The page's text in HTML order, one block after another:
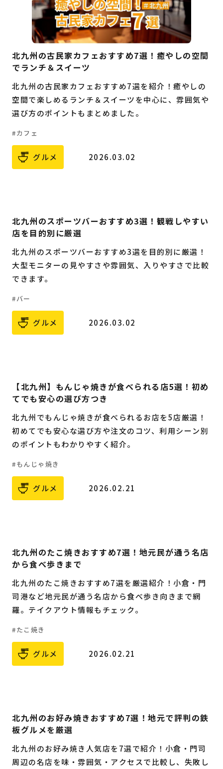
北九州の古民家カフェおすすめ7選！癒やしの空間
でランチ＆スイーツ
北九州の古民家カフェおすすめ7選を紹介！癒やしの
空間で楽しめるランチ＆スイーツを中心に、雰囲気や
選び方のポイントもまとめました。
カフェ
グルメ 2026.03.02
北九州のスポーツバーおすすめ3選！観戦しやすい
店を目的別に厳選
北九州のスポーツバーおすすめ3選を目的別に厳選！
大型モニターの見やすさや雰囲気、入りやすさで比較
できます。
バー
グルメ 2026.03.02
【北九州】もんじゃ焼きが食べられる店5選！初め
てでも安心の選び方つき
北九州でもんじゃ焼きが食べられるお店を5店厳選！
初めてでも安心な選び方や注文のコツ、利用シーン別
のポイントもわかりやすく紹介。
もんじゃ焼き
グルメ 2026.02.21
北九州のたこ焼きおすすめ7選！地元民が通う名店
から食べ歩きまで
北九州のたこ焼きおすすめ7選を厳選紹介！小倉・門
司港など地元民が通う名店から食べ歩き向きまで網
羅。テイクアウト情報もチェック。
たこ焼き
グルメ 2026.02.21
北九州のお好み焼きおすすめ7選！地元で評判の鉄
板グルメを厳選
北九州のお好み焼き人気店を7選で紹介！小倉・門司
周辺の名店を味・雰囲気・アクセスで比較し、失敗し